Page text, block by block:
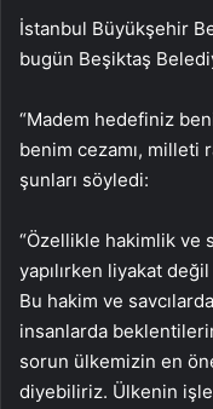
İstanbul Büyükşehir
bugün Beşiktaş
“Madem hedefiniz
benim cezamı, milleti
şunları söyledi:
“Özellikle hakimlik ve
yapılırken liyakat
Bu hakim ve
insanlarda
sorun ülkemizin en
diyebiliriz. Ülkenin